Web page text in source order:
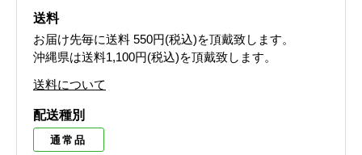
送料
お届け先毎に送料 550円(税込)を頂戴致します。
沖縄県は送料1,100円(税込)を頂戴致します。
送料について
配送種別
通常品